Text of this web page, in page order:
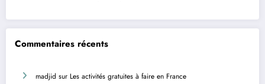
Commentaires récents
madjid sur Les activités gratuites à faire en France